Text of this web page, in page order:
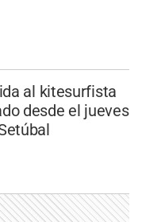
al kitesurfista
desde el jueves